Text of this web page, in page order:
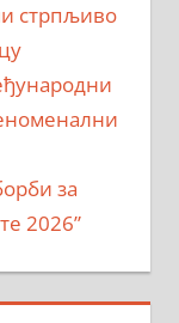
стрпљиво
за
2026”